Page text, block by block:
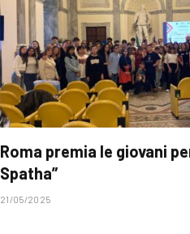
Roma premia le giovani
Spatha”
21/05/2025